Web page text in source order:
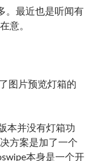
。最近也是听闻有
意。
图片预览灯箱的
本并没有灯箱功
方案是加了一个
本身是一个开